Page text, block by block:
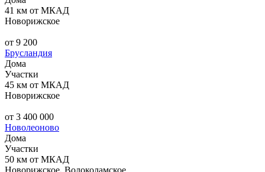
41 км от МКАД
Новорижское
от 9 200
Брусландия
Дома
Участки
45 км от МКАД
Новорижское
от 3 400 000
Новолеоново
Дома
Участки
50 км от МКАД